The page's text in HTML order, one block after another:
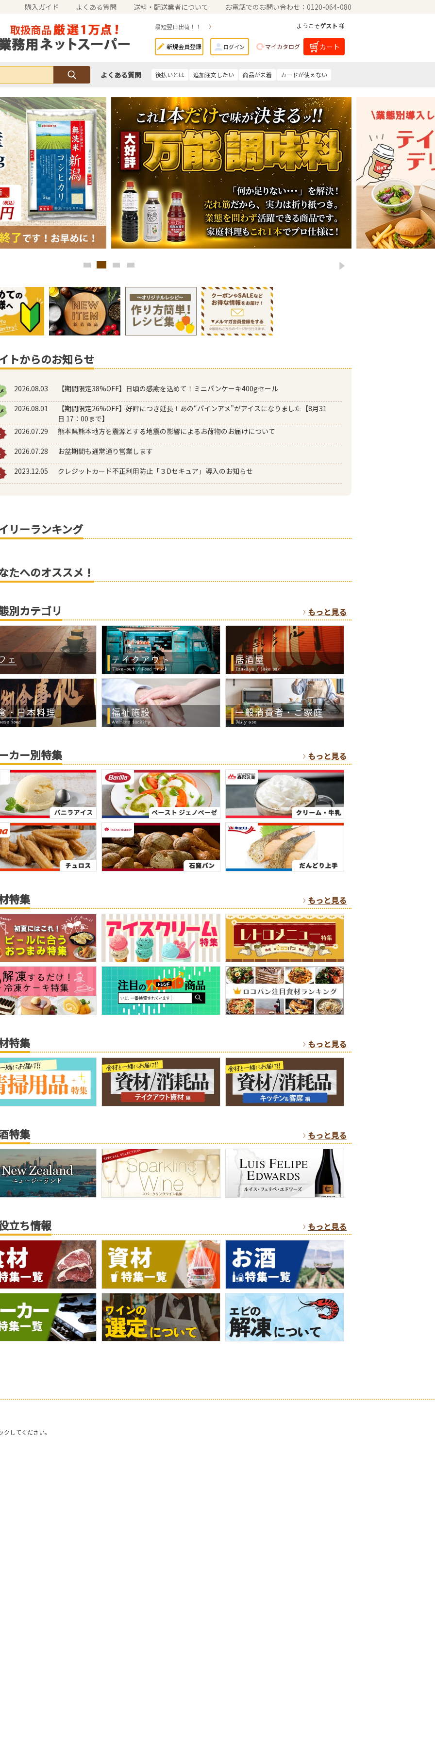
購入ガイド よくある質問 送料・配送業者について お電話でのお問い合わせ：0120-064-080
最短翌日出荷！！ ようこそゲスト 様
新規会員登録 ログイン マイカタログ カート
よくある質問 後払いとは 追加注文したい 商品が未着 カードが使えない
トからのお知らせ
2026.08.03 【期間限定38%OFF】日頃の感謝を込めて！ミニパンケーキ400gセール
2026.08.01
【期間限定26%OFF】好評につき延長！あの“パインアメ”がアイスになりました【8月31
日 17：00まで】
2026.07.29
熊本県熊本地方を震源とする地震の影響によるお荷物のお届けについて
2026.07.28 お盆期間も通常通り営業します
2023.12.05 クレジットカード不正利用防止「３Dセキュア」導入のお知らせ
リーランキング
たへのオススメ！
別カテゴリ もっと見る
カー別特集 もっと見る
特集 もっと見る
特集 もっと見る
特集 もっと見る
立ち情報 もっと見る
してください。